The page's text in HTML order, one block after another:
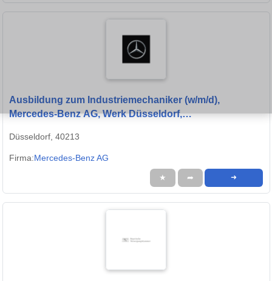
Ausbildung zum Industriemechaniker (w/m/d),
Mercedes-Benz AG, Werk Düsseldorf,
Düsseldorf, 40213
Firma:Mercedes-Benz AG
★ ➦ ➜